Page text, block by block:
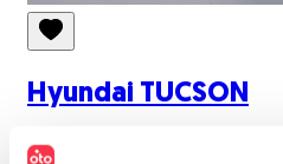
Hyundai TUCSON
2024